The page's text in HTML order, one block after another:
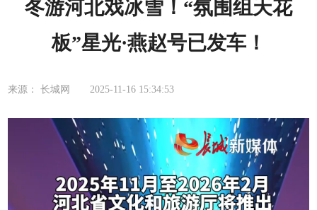
冬游河北戏冰雪！“氛围组天花
板”星光·燕赵号已发车！
来源： 长城网 2025-11-16 15:34:53